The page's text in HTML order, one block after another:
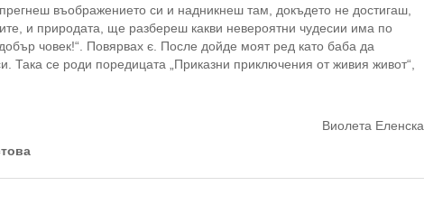
въображението си и надникнеш там, докъдето не достигаш,
и природата, ще разбереш какви невероятни чудесии има по
човек!“. Повярвах є. После дойде моят ред като баба да
Така се роди поредицата „Приказни приключения от живия живот“,
Виолета Еленска